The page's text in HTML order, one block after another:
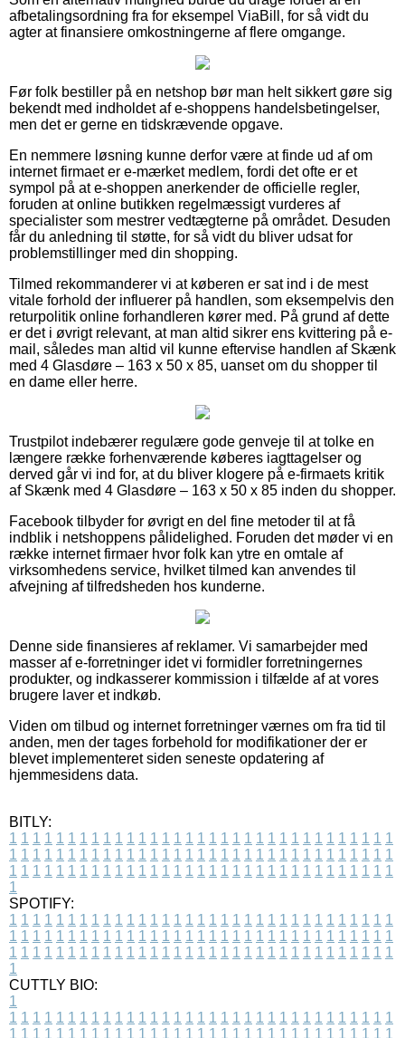
afbetalingsordning fra for eksempel ViaBill, for så vidt du
agter at finansiere omkostningerne af flere omgange.
Før folk bestiller på en netshop bør man helt sikkert gøre sig
bekendt med indholdet af e-shoppens handelsbetingelser,
men det er gerne en tidskrævende opgave.
En nemmere løsning kunne derfor være at finde ud af om
internet firmaet er e-mærket medlem, fordi det ofte er et
sympol på at e-shoppen anerkender de officielle regler,
foruden at online butikken regelmæssigt vurderes af
specialister som mestrer vedtægterne på området. Desuden
får du anledning til støtte, for så vidt du bliver udsat for
problemstillinger med din shopping.
Tilmed rekommanderer vi at køberen er sat ind i de mest
vitale forhold der influerer på handlen, som eksempelvis den
returpolitik online forhandleren kører med. På grund af dette
er det i øvrigt relevant, at man altid sikrer ens kvittering på e-
mail, således man altid vil kunne eftervise handlen af Skænk
med 4 Glasdøre – 163 x 50 x 85, uanset om du shopper til
en dame eller herre.
Trustpilot indebærer regulære gode genveje til at tolke en
længere række forhenværende køberes iagttagelser og
derved går vi ind for, at du bliver klogere på e-firmaets kritik
af Skænk med 4 Glasdøre – 163 x 50 x 85 inden du shopper.
Facebook tilbyder for øvrigt en del fine metoder til at få
indblik i netshoppens pålidelighed. Foruden det møder vi en
række internet firmaer hvor folk kan ytre en omtale af
virksomhedens service, hvilket tilmed kan anvendes til
afvejning af tilfredsheden hos kunderne.
Denne side finansieres af reklamer. Vi samarbejder med
masser af e-forretninger idet vi formidler forretningernes
produkter, og indkasserer kommission i tilfælde af at vores
brugere laver et indkøb.
Viden om tilbud og internet forretninger værnes om fra tid til
anden, men der tages forbehold for modifikationer der er
blevet implementeret siden seneste opdatering af
hjemmesidens data.
BITLY:
1 1 1 1 1 1 1 1 1 1 1 1 1 1 1 1 1 1 1 1 1 1 1 1 1 1 1 1 1 1 1 1 1
1 1 1 1 1 1 1 1 1 1 1 1 1 1 1 1 1 1 1 1 1 1 1 1 1 1 1 1 1 1 1 1 1
1 1 1 1 1 1 1 1 1 1 1 1 1 1 1 1 1 1 1 1 1 1 1 1 1 1 1 1 1 1 1 1 1
1
SPOTIFY:
1 1 1 1 1 1 1 1 1 1 1 1 1 1 1 1 1 1 1 1 1 1 1 1 1 1 1 1 1 1 1 1 1
1 1 1 1 1 1 1 1 1 1 1 1 1 1 1 1 1 1 1 1 1 1 1 1 1 1 1 1 1 1 1 1 1
1 1 1 1 1 1 1 1 1 1 1 1 1 1 1 1 1 1 1 1 1 1 1 1 1 1 1 1 1 1 1 1 1
1
CUTTLY BIO:
1
1 1 1 1 1 1 1 1 1 1 1 1 1 1 1 1 1 1 1 1 1 1 1 1 1 1 1 1 1 1 1 1 1
1 1 1 1 1 1 1 1 1 1 1 1 1 1 1 1 1 1 1 1 1 1 1 1 1 1 1 1 1 1 1 1 1